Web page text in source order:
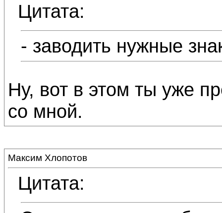
Цитата:
- заводить нужные
Ну, вот в этом ты уже
со мной.
Максим Хлопотов
Цитата: